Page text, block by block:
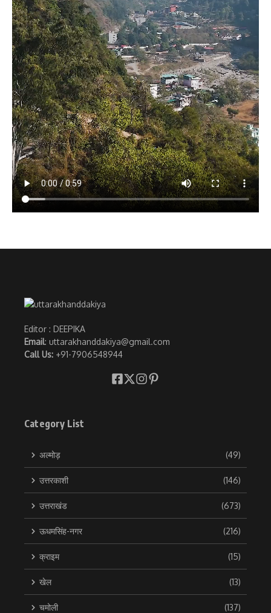
Editor : DEEPIKA
Email: uttarakhanddakiya@gmail.com
Call Us: +91-7906548944
Category List
अल्मोड़ (49)
उत्तरकाशी (146)
उत्तराखंड (673)
ऊधमसिंह-नगर (216)
क्राइम (15)
खेल (13)
चमोली (137)